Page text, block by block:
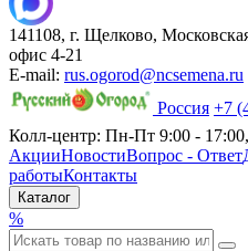
141108, г. Щелково,
офис 4-21
E-mail: rus.ogorod@ncsemena.ru
Россия +7
Колл-центр: Пн-Пт 9:00 - 17:00,
АкцииНовостиВопрос - Ответ
работыКонтакты
Каталог
%